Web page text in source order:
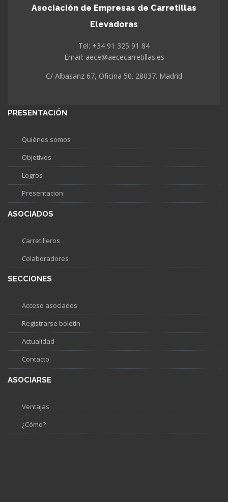
Asociación de Empresas de Carretillas
Elevadoras
Tel: +34 91 325 91 84
Email: aece@aececarretillas.es
C/ Albasanz 67, Oficina 50. 28037. Madrid
PRESENTACIÓN
Quiénes somos
Objetivos
Logros
Presentacion
ASOCIADOS
Carretilleros
Colaboradores
SECCIONES
Acceso asociados
Registrarse boletín
Actualidad
Contacto
ASOCIARSE
Ventajas
¿Cómo?